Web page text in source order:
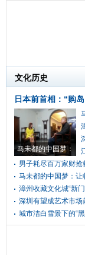
文化历史
日本前首相：“购
马未都的中国梦：
男子耗尽百万家财
马未都的中国梦：让
漳州收藏文化城“新
深圳有望成艺术市场
城市洁白雪景下的“